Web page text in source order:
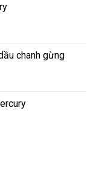
chanh gừng